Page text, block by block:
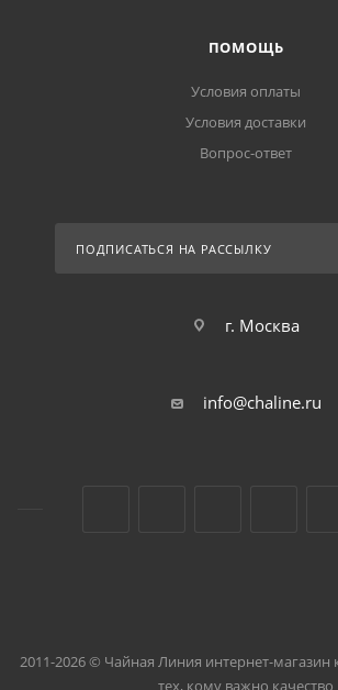
ПОМОЩЬ
Условия оплаты
Условия доставки
Вопрос-ответ
ПОДПИСАТЬСЯ НА РАССЫЛКУ
г. Москва
info@chaline.ru
2011-2026 © Чайная Линия интернет-магазин
тех, кому важно качество